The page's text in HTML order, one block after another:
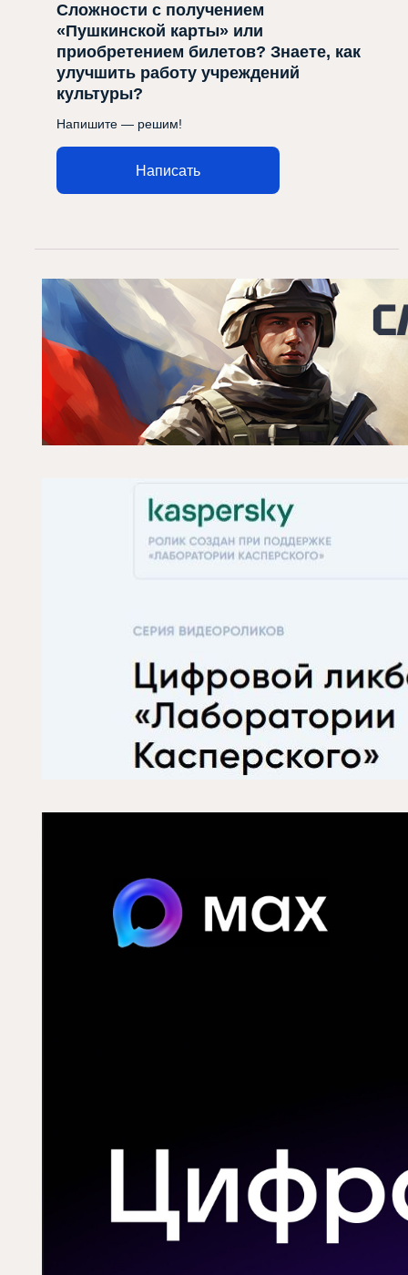
Сложности с получением
«Пушкинской карты» или
приобретением билетов? Знаете, как
улучшить работу учреждений
культуры?
Напишите — решим!
Написать